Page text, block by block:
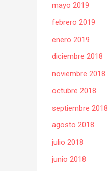
mayo 2019
febrero 2019
enero 2019
diciembre 2018
noviembre 2018
octubre 2018
septiembre 2018
agosto 2018
julio 2018
junio 2018